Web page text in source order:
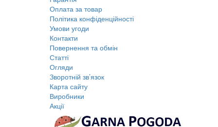
Оплата за товар
Політика конфіденційності
Умови угоди
Контакти
Повернення та обмін
Статті
Огляди
Зворотній зв’язок
Карта сайту
Виробники
Акції